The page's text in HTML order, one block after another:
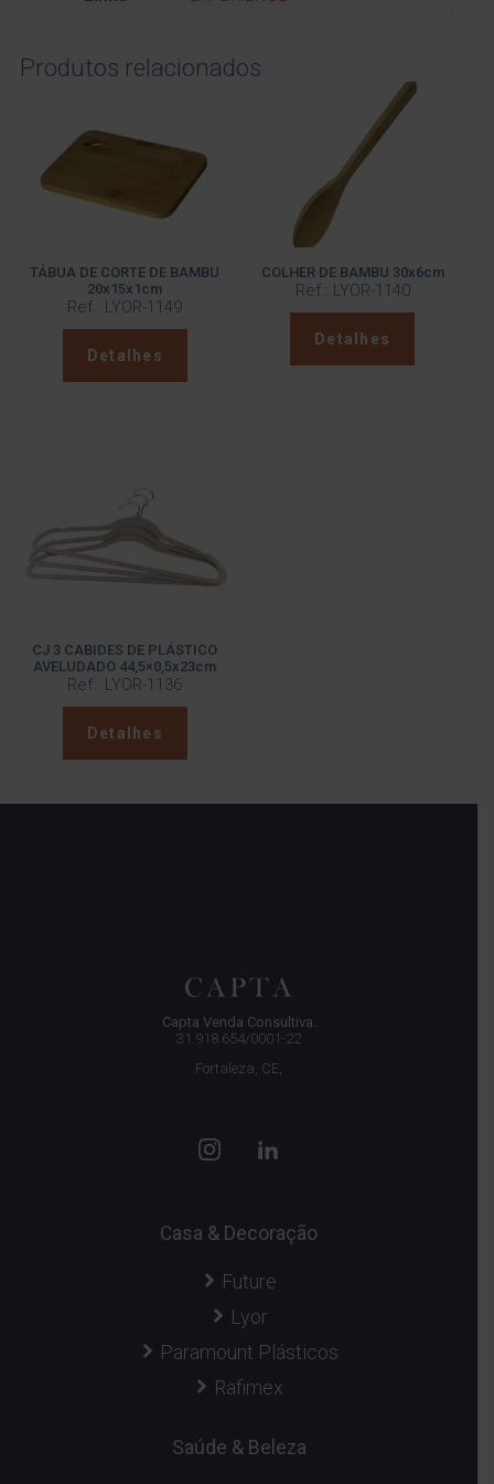
Produtos relacionados
TÁBUA DE CORTE DE BAMBU
20x15x1cm
Ref.: LYOR-1149
Detalhes
COLHER DE BAMBU 30x6cm
Ref.: LYOR-1140
Detalhes
CJ 3 CABIDES DE PLÁSTICO
AVELUDADO 44,5×0,5x23cm
Ref.: LYOR-1136
Detalhes
Capta Venda Consultiva.
31.918.654/0001-22
Fortaleza, CE,
Casa & Decoração
Future
Lyor
Paramount Plásticos
Rafimex
Saúde & Beleza